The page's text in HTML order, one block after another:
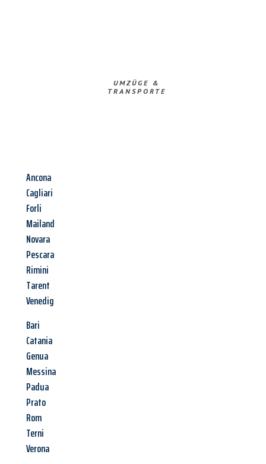
UMZÜGE &
TRANSPORTE
Ancona
Cagliari
Forli
Mailand
Novara
Pescara
Rimini
Tarent
Venedig
Bari
Catania
Genua
Messina
Padua
Prato
Rom
Terni
Verona